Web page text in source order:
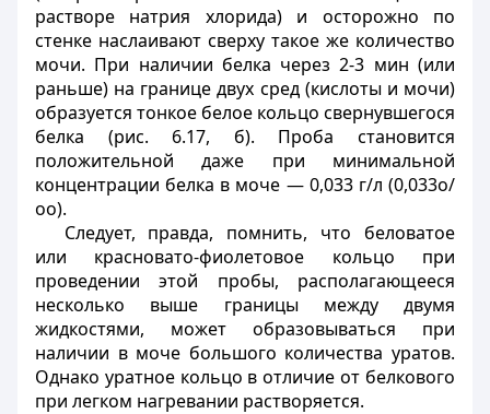
растворе натрия хлорида) и осторожно по
стенке наслаивают сверху такое же количество
мочи. При наличии белка через 2-3 мин (или
раньше) на границе двух сред (кислоты и мочи)
образуется тонкое белое кольцо свернувшегося
белка (рис. 6.17, б). Проба становится
положительной даже при минимальной
концентрации белка в моче — 0,033 г/л (0,033о/
оо).
Следует, правда, помнить, что беловатое
или красновато-фиолетовое кольцо при
проведении этой пробы, располагающееся
несколько выше границы между двумя
жидкостями, может образовываться при
наличии в моче большого количества уратов.
Однако уратное кольцо в отличие от белкового
при легком нагревании растворяется.